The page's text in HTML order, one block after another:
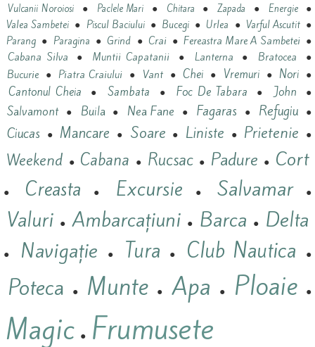
Vulcanii Noroiosi ● Paclele Mari ● Chitara ●Zapada ● Energie●
Valea Sambetei ● Piscul Baciului● Bucegi ● Urlea ● Varful Ascutit●
Parang ● Paragina ● Grind ● Crai●Fereastra Mare A Sambetei●
Cabana Silva ●Muntii Capatanii● Lanterna ● Bratocea ●
Bucurie● Piatra Craiului ● Vant●Chei ● Vremuri● Nori ●
Cantonul Cheia ●Sambata ●Foc De Tabara ● John ●
Salvamont● Buila ● Nea Fane ● Fagaras ● Refugiu ●
Ciucas ●Mancare ● Soare ● Liniste ● Prietenie ●
Weekend ● Cabana ● Rucsac● Padure ● Cort
● Creasta ● Excursie ● Salvamar●
Valuri ●Ambarcațiuni ● Barca ● Delta
● Navigație ● Tura ● Club Nautica ●
Poteca ● Munte ●Apa ● Ploaie ●
Magic ● Frumusete